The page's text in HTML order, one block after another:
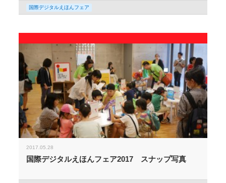
国際デジタルえほんフェア
2017.05.28
国際デジタルえほんフェア2017 スナップ写真